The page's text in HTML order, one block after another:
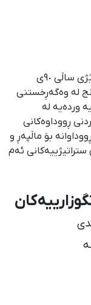
ئاژانسی هەواڵدەریی کوردستان، لە ١ی گەلاوێژی ساڵی ٩٠ی
لە وەگەڕخستنی
وردەیە لە
ڕووداوەكانی
بۆ ماڵپەڕ و
ستراتیژییەكانی ئەم